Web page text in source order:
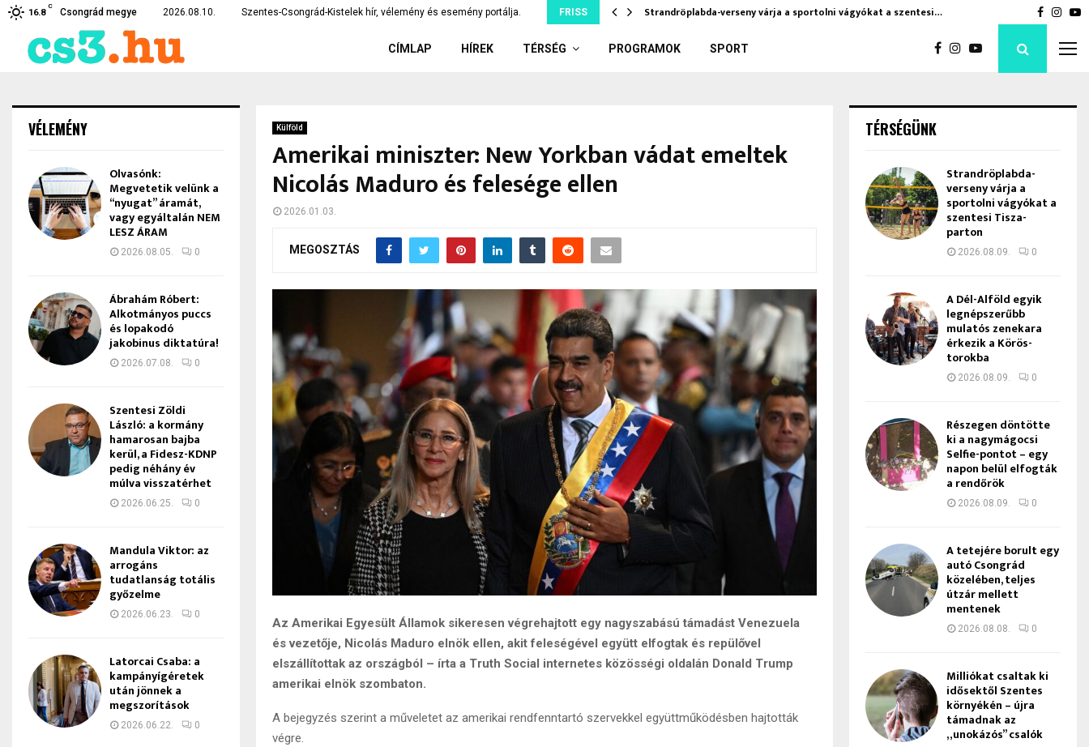
16.8
C
Csongrád megye 2026.08.10. Szentes-Csongrád-Kistelek hír, vélemény és esemény portálja. FRISS
ami… Teljesen kiborultak az emberek Baka András jelölésétől,… Strandröplabda-verseny várja a sportolni vágyókat a szentesi… A Dél-
CÍMLAP HÍREK TÉRSÉG PROGRAMOK SPORT
Külföld
Amerikai miniszter: New Yorkban vádat emeltek
Nicolás Maduro és felesége ellen
2026.01.03.
MEGOSZTÁS
Az Amerikai Egyesült Államok sikeresen végrehajtott egy nagyszabású támadást Venezuela
és vezetője, Nicolás Maduro elnök ellen, akit feleségével együtt elfogtak és repülővel
elszállítottak az országból – írta a Truth Social internetes közösségi oldalán Donald Trump
amerikai elnök szombaton.
A bejegyzés szerint a műveletet az amerikai rendfenntartó szervekkel együttműködésben hajtották
végre.
VÉLEMÉNY
Olvasónk:
Megvetetik velünk a
“nyugat” áramát,
vagy egyáltalán NEM
LESZ ÁRAM
2026.08.05. 0
Ábrahám Róbert:
Alkotmányos puccs
és lopakodó
jakobinus diktatúra!
2026.07.08. 0
Szentesi Zöldi
László: a kormány
hamarosan bajba
kerül, a Fidesz-KDNP
pedig néhány év
múlva visszatérhet
2026.06.25. 0
Mandula Viktor: az
arrogáns
tudatlanság totális
győzelme
2026.06.23. 0
Latorcai Csaba: a
kampányígéretek
után jönnek a
megszorítások
2026.06.22. 0
TÉRSÉGÜNK
Strandröplabda-
verseny várja a
sportolni vágyókat a
szentesi Tisza-
parton
2026.08.09. 0
A Dél-Alföld egyik
legnépszerűbb
mulatós zenekara
érkezik a Körös-
torokba
2026.08.09. 0
Részegen döntötte
ki a nagymágocsi
Selfie-pontot – egy
napon belül elfogták
a rendőrök
2026.08.09. 0
A tetejére borult egy
autó Csongrád
közelében, teljes
útzár mellett
mentenek
2026.08.08. 0
Milliókat csaltak ki
idősektől Szentes
környékén – újra
támadnak az
„unokázós” csalók